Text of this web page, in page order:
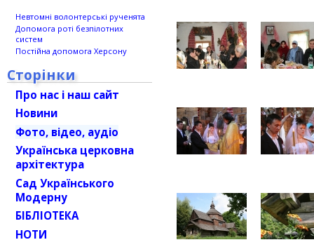
Невтомні волонтерські рученята
Допомога роті безпілотних
систем
Постійна допомога Херсону
Сторінки
Про нас і наш сайт
Новини
Фото, відео, аудіо
Українська церковна
архітектура
Сад Українського
Модерну
БІБЛІОТЕКА
НОТИ